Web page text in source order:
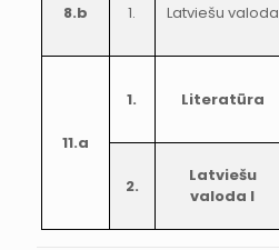
8.b 1. Latviešu valoda
11.a
1. Literatūra
2.
Latviešu
valoda I